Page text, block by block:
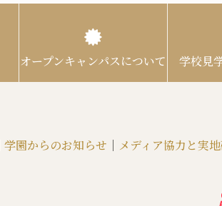
オープンキャンパスについて 学校見
学園からのお知らせ ｜ メディア協力と実